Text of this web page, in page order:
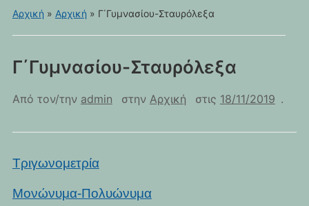
για
Αρχική » Αρχική » Γ΄Γυμνασίου-Σταυρόλεξα
Γ΄Γυμνασίου-Σταυρόλεξα
Από τον/την admin στην Αρχική στις 18/11/2019 .
Τριγωνομετρία
Μονώνυμα-Πολυώνυμα